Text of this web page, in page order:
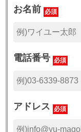
お名前 必須
電話番号 必須
アドレス 必須